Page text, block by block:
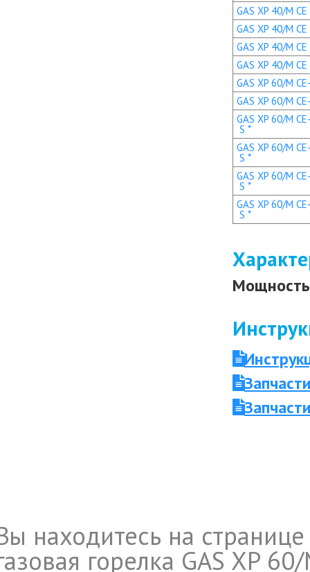
GAS XP 40/M
GAS XP 40/M
GAS XP 40/M
GAS XP 40/M
GAS XP 60/M
GAS XP 60/M
GAS XP 60/M
S *
GAS XP 60/M
S *
GAS XP 60/M
S *
GAS XP 60/M
S *
Мощность
находитесь на
горелка GAS XP